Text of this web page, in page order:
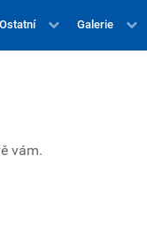
Ostatní Galerie
vám.